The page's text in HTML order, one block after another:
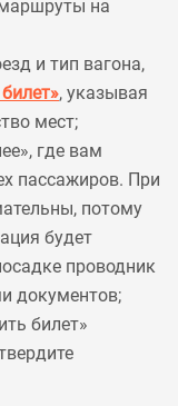
на
и тип вагона,
, указывая
мест;
где вам
пассажиров. При
потому
будет
проводник
документов;
билет»